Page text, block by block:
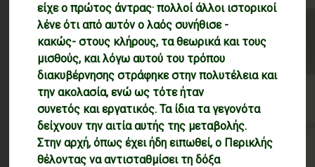
είχε ο πρώτος άντρας· πολλοί άλλοι ιστορικοί
λένε ότι από αυτόν ο λαός συνήθισε -
κακώς- στους κλήρους, τα θεωρικά και τους
μισθούς, και λόγω αυτού του τρόπου
διακυβέρνησης στράφηκε στην πολυτέλεια και
την ακολασία, ενώ ως τότε ήταν
συνετός και εργατικός. Τα ίδια τα γεγονότα
δείχνουν την αιτία αυτής της μεταβολής.
Στην αρχή, όπως έχει ήδη ειπωθεί, ο Περικλής
θέλοντας να αντισταθμίσει τη δόξα